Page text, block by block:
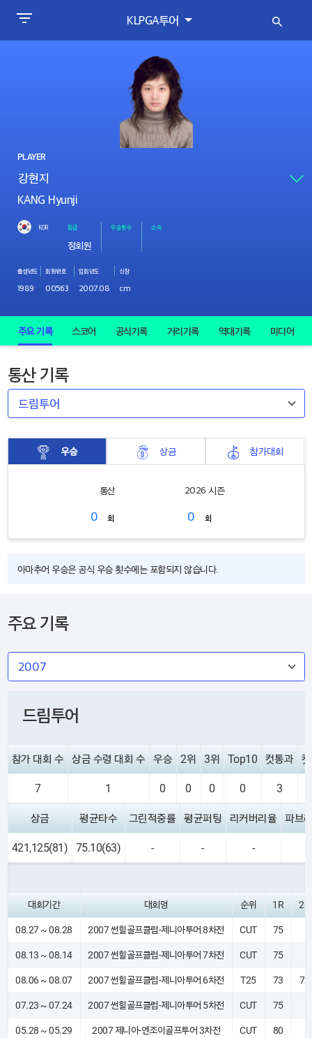
KLPGA투어
PLAYER
KANG Hyunji
KOR 등급
정회원
우승횟수 소속
출생년도
1989
회원번호
00563
입회년도
2007.08
신장
cm
주요 기록 스코어 공식기록 거리기록 역대기록 미디어
통산 기록
우승 상금 참가대회
통산
0 회
2026 시즌
0 회
아마추어 우승은 공식 우승 횟수에는 포함되지 않습니다.
주요 기록
드림투어
참가 대회 수 상금 수령 대회 수 우승 2위 3위 Top10 컷통과
7 1 0 0 0 0 3
상금 평균타수 그린적중률 평균퍼팅 리커버리율 파브
421,125(81) 75.10(63) - - -
대회기간 대회명 순위 1R 2R
08.27 ~ 08.28 2007 썬힐골프클럽-제니아투어 8차전 CUT 75
08.13 ~ 08.14 2007 썬힐골프클럽-제니아투어 7차전 CUT 75
08.06 ~ 08.07 2007 썬힐골프클럽-제니아투어 6차전 T25 73 72
07.23 ~ 07.24 2007 썬힐골프클럽-제니아투어 5차전 CUT 75
05.28 ~ 05.29 2007 제니아-엔조이골프투어 3차전 CUT 80